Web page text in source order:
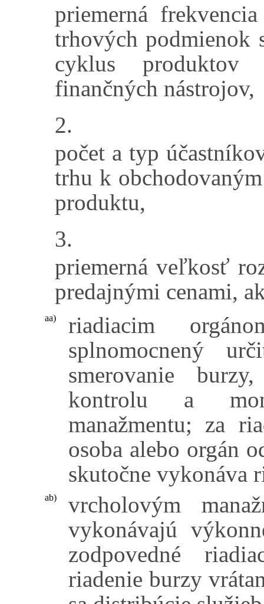
priemerná
trhových podmienok
cyklus
finančných nástrojov,
2.
počet a typ
trhu k
produktu,
3.
priemerná veľkosť
predajnými cenami,
aa)
riadiacim
splnomocnený
smerovanie
kontrolu a
manažmentu; za
osoba alebo orgán
skutočne vykonáva
ab)
vrcholovým
vykonávajú
zodpovedné
riadenie burzy